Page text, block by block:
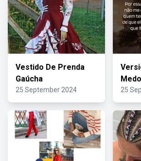
Vestido De Prenda
Gaúcha
25 September 2024 25